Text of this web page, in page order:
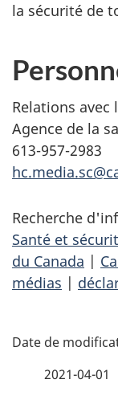
la sécurité de
Relations avec
Agence de la
613-957-2983
Recherche
Santé et
du Canada |
médias |
D
2021-04-01